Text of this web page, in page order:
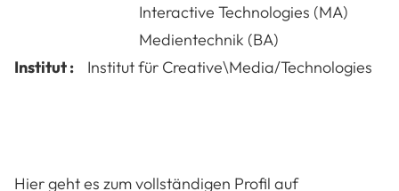
Interactive Technologies (MA)
Medientechnik (BA)
Institut :
Institut für Creative\Media/Technologies
Hier geht es zum vollständigen Profil auf